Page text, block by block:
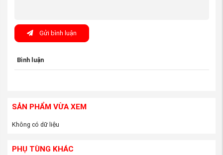
(Giảm xóc trước xe Pajero - nguồn
Gửi bình luận
Bình luận
SẢN PHẨM VỪA XEM
Không có dữ liệu
PHỤ TÙNG KHÁC